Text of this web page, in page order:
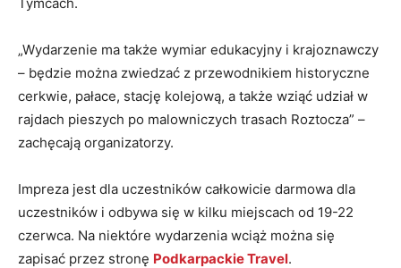
„Wydarzenie ma także wymiar edukacyjny i krajoznawczy
– będzie można zwiedzać z przewodnikiem historyczne
cerkwie, pałace, stację kolejową, a także wziąć udział w
rajdach pieszych po malowniczych trasach Roztocza” –
zachęcają organizatorzy.
Impreza jest dla uczestników całkowicie darmowa dla
uczestników i odbywa się w kilku miejscach od 19-22
czerwca. Na niektóre wydarzenia wciąż można się
zapisać przez stronę Podkarpackie Travel.